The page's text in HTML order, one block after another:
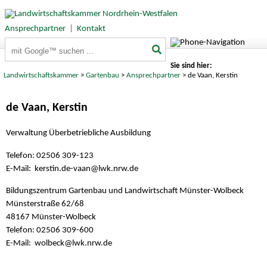
Ansprechpartner|
Kontakt
Sie sind hier:
Landwirtschaftskammer >Gartenbau >Ansprechpartner > de Vaan, Kerstin
de Vaan, Kerstin
Verwaltung Überbetriebliche Ausbildung
Telefon: 02506 309-123
E-Mail: kerstin.de-vaan@ lwk.nrw.de
Bildungszentrum Gartenbau und Landwirtschaft Münster-Wolbeck
Münsterstraße 62/68
48167 Münster-Wolbeck
Telefon: 02506 309-600
E-Mail: wolbeck@ lwk.nrw.de